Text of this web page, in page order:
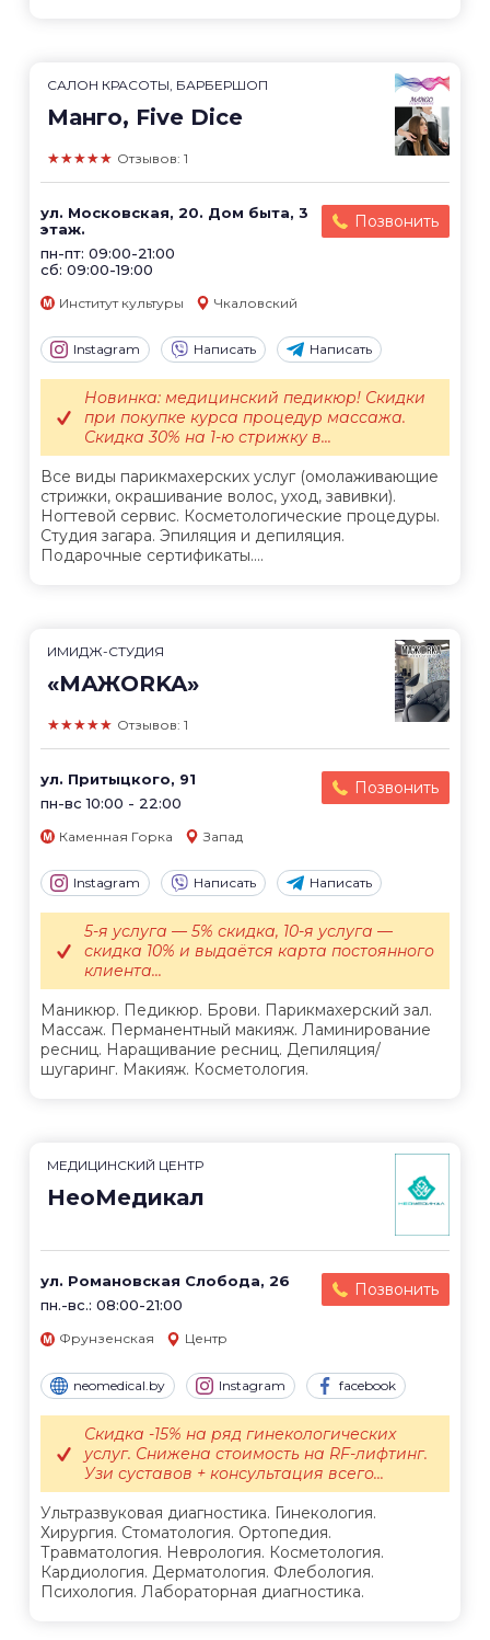
САЛОН КРАСОТЫ, БАРБЕРШОП
Манго, Five Dice
★★★★★ Отзывов: 1
ул. Московская, 20. Дом быта, 3
этаж.
пн-пт: 09:00-21:00
сб: 09:00-19:00
Позвонить
Институт культуры Чкаловский
Instagram Написать Написать
Все виды парикмахерских услуг (омолаживающие
стрижки, окрашивание волос, уход, завивки).
Ногтевой сервис. Косметологические процедуры.
Студия загара. Эпиляция и депиляция.
Подарочные сертификаты....
Новинка: медицинский педикюр! Скидки
при покупке курса процедур массажа.
Скидка 30% на 1-ю стрижку в...
ИМИДЖ-СТУДИЯ
«МАЖОRKA»
★★★★★ Отзывов: 1
ул. Притыцкого, 91
пн-вс 10:00 - 22:00
Позвонить
Каменная Горка Запад
Instagram Написать Написать
Маникюр. Педикюр. Брови. Парикмахерский зал.
Массаж. Перманентный макияж. Ламинирование
ресниц. Наращивание ресниц. Депиляция/
шугаринг. Макияж. Косметология.
5-я услуга — 5% скидка, 10-я услуга —
скидка 10% и выдаётся карта постоянного
клиента...
МЕДИЦИНСКИЙ ЦЕНТР
НеоМедикал
ул. Романовская Слобода, 26
пн.-вс.: 08:00-21:00
Позвонить
Фрунзенская Центр
neomedical.by Instagram facebook
Ультразвуковая диагностика. Гинекология.
Хирургия. Стоматология. Ортопедия.
Травматология. Неврология. Косметология.
Кардиология. Дерматология. Флебология.
Психология. Лабораторная диагностика.
Скидка -15% на ряд гинекологических
услуг. Снижена стоимость на RF-лифтинг.
Узи суставов + консультация всего...